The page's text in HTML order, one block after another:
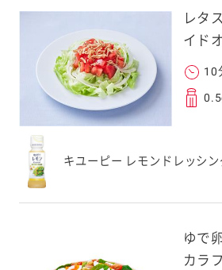
レタ
イド
10
キユーピー レモンドレッシン
ゆで
カラ